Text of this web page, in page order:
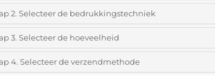
2. Selecteer de bedrukkingstechniek
Selecteer de bedrukking en kleuren van het logo:
1 Kleur (Aan een kant)
3. Selecteer de hoeveelheid
Selecteer uit de lijst of voeg het gewenste aantal in
4. Selecteer de verzendmethode